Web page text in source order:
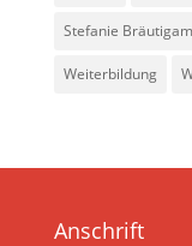
Stefanie Bräutigam
Weiterbildung
Anschrift